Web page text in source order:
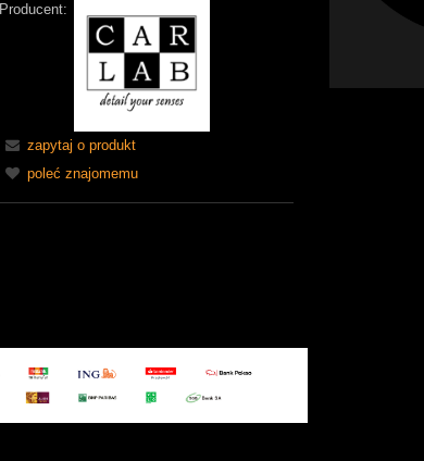
Producent:
zapytaj o produkt
poleć znajomemu